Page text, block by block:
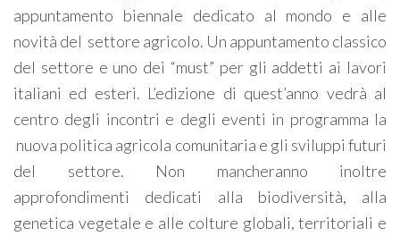
appuntamento biennale dedicato al mondo e alle
novità del settore agricolo. Un appuntamento classico
del settore e uno dei “must” per gli addetti ai lavori
italiani ed esteri. L’edizione di quest’anno vedrà al
centro degli incontri e degli eventi in programma la
nuova politica agricola comunitaria e gli sviluppi futuri
del settore. Non mancheranno inoltre
approfondimenti dedicati alla biodiversità, alla
genetica vegetale e alle colture globali, territoriali e